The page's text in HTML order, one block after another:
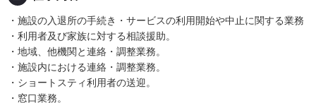
・施設の入退所の手続き・サービスの利用開始や中止に関する業務
・利用者及び家族に対する相談援助。
・地域、他機関と連絡・調整業務。
・施設内における連絡・調整業務。
・ショートスティ利用者の送迎。
・窓口業務。